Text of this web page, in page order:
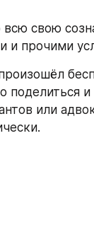
свою
и прочими
поделиться
или